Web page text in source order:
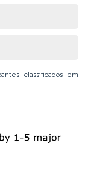
classificados em